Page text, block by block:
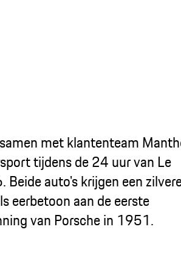
met klantenteam
tijdens de 24 uur van Le
auto's krijgen een
eerbetoon aan de eerste
van Porsche in 1951.